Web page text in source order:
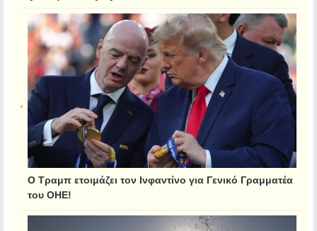
Ο Τραμπ ετοιμάζει τον Ινφαντίνο για Γενικό Γραμματέα
του ΟΗΕ!